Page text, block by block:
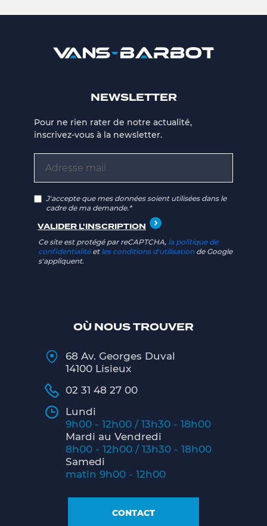
OÙ NOUS TROUVER
68 Av. Georges Duval
14100 Lisieux
02 31 48 27 00
Lundi
9h00 - 12h00 / 13h30 - 18h00
Mardi au Vendredi
8h00 - 12h00 / 13h30 - 18h00
Samedi
matin 9h00 - 12h00
CONTACT
NEWSLETTER
Pour ne rien rater de notre actualité,
inscrivez-vous à la newsletter.
J'accepte que mes données soient utilisées dans le
cadre de ma demande.*
Ce site est protégé par reCAPTCHA, la politique de
confidentialitéet les conditions d'utilisation de Google
s'appliquent.